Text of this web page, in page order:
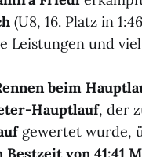
(U8, 16. Platz in
Leistungen und
beim
Hauptlauf, der
gewertet wurde,
von 41:41